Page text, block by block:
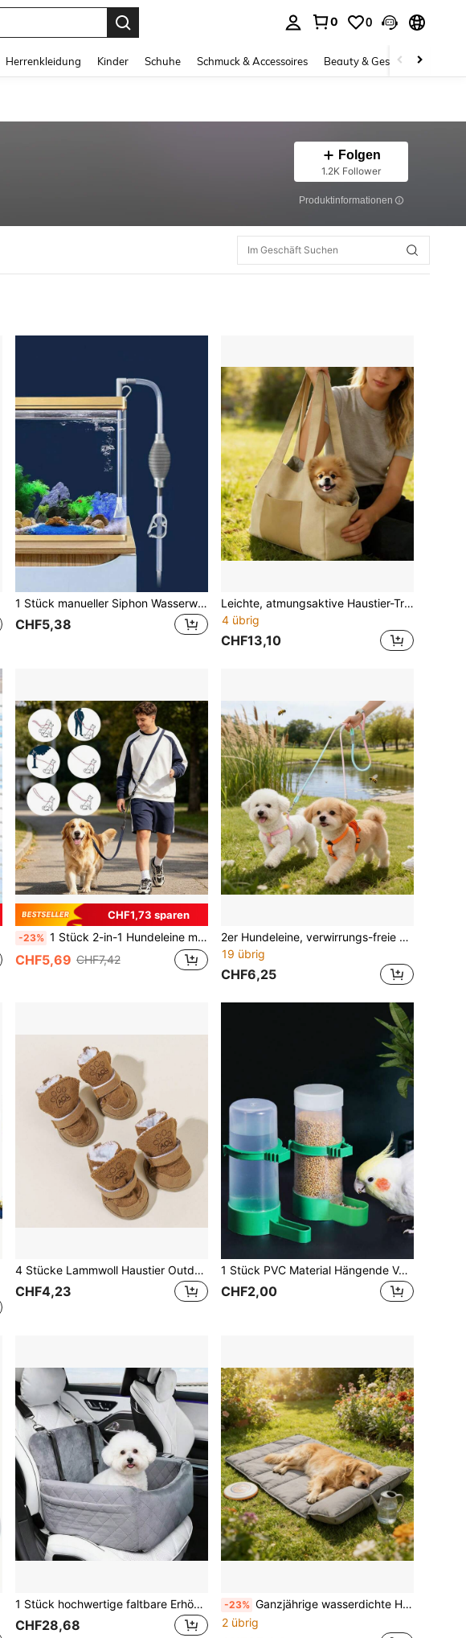
0 0
Herrenkleidung Kinder Schuhe Schmuck & Accessoires Beauty & Gesundheit
Folgen
1.2K Follower
Produktinformationen
1 Stück manueller Siphon Wasserwechsler, abnehmbarer Fischbecken Wasserwechsel Pumpe, geeignet für Aquarium Wasserwechsel und Ablauf
CHF5,38
Leichte, atmungsaktive Haustier-Tragetasche, faltbare Umhängetasche für kleine Hunde & Katzen, geeignet für Outdoor-Spaziergänge, Pendeln und Reisen, ganzjährig verwendbar
4 übrig
CHF13,10
CHF1,73 sparen
-23% 1 Stück 2-in-1 Hundeleine mit doppellagigem Schaumstoffgriff, Anti-Scheuern, multifunktional, reflektierend, als Umhängeleine und Hüftleine zum Laufen, geeignet für mittelgroße und kleine Haustiere für den Outdoor-Einsatz
CHF5,69 CHF7,42
2er Hundeleine, verwirrungs-freie Farbverlauf Doppel-Hundeleine mit bequemem Schaumstoffgriff, Anti-Zieh-Design
19 übrig
CHF6,25
4 Stücke Lammwoll Haustier Outdoor Warm Schneestiefel, warme Schuhe für kleine/mittlere Haustiere zum Tragen in Innen-/Außenbereichen
CHF4,23
1 Stück PVC Material Hängende Vogelfutterschale, Papagei Automatischer Wasser- & Futterverteiler geeignet für Vogelkäfige
CHF2,00
1 Stück hochwertige faltbare Erhöhungskissen für Haustiere, wasserdichte Autositzbezug für Haustiere, geeignet für Haustiere Outdoor und im Auto, ganzjährig verwendbar
CHF28,68
-23% Ganzjährige wasserdichte Haustier-Matte | Faltbare, waschbare Hunde-/Katzen-Bettauflage für den Innen- und Außenbereich - Strapazierfähig, rutschfest, tragbare Reise-Haustier-Transportkisten-Matte
2 übrig